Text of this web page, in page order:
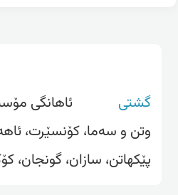
گشتی
ئاهانگى
وتن و سەما، کۆنسێرت،
پێکهاتن، سازان، گونجان،